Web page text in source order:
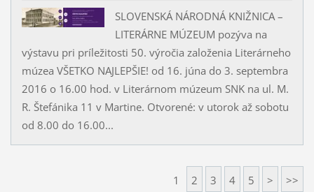
SLOVENSKÁ NÁRODNÁ KNIŽNICA –
LITERÁRNE MÚZEUM pozýva na
výstavu pri príležitosti 50. výročia založenia Literárneho
múzea VŠETKO NAJLEPŠIE! od 16. júna do 3. septembra
2016 o 16.00 hod. v Literárnom múzeum SNK na ul. M.
R. Štefánika 11 v Martine. Otvorené: v utorok až sobotu
od 8.00 do 16.00...
1 2 3 4 5 > >>